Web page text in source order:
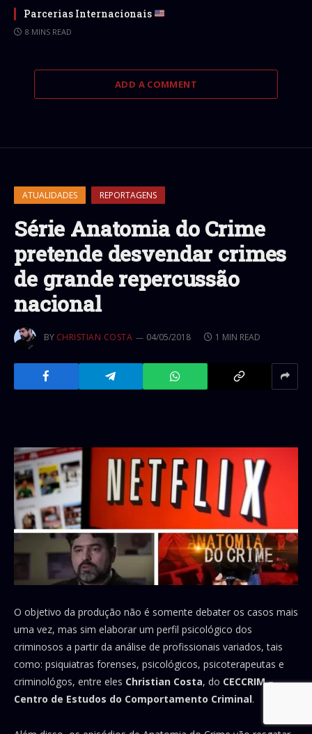
Parcerias Internacionais
8 MINS READ
ADD A COMMENT
ATUALIDADES REPORTAGENS
Série Anatomia do Crime
pretende desvendar crimes
de grande repercussão
nacional
BY CHRISTIAN COSTA 04/05/2018 1 MIN READ
O objetivo da produção não é somente debater os casos mais
uma vez, mas sim elaborar um perfil psicológico dos
criminosos a partir da análise de profissionais variados, tais
como: psiquiatras forenses, psicológicos, psicoterapeutas e
criminológos, entre eles Christian Costa, do CECCRIM –
Centro de Estudos do Comportamento Criminal.